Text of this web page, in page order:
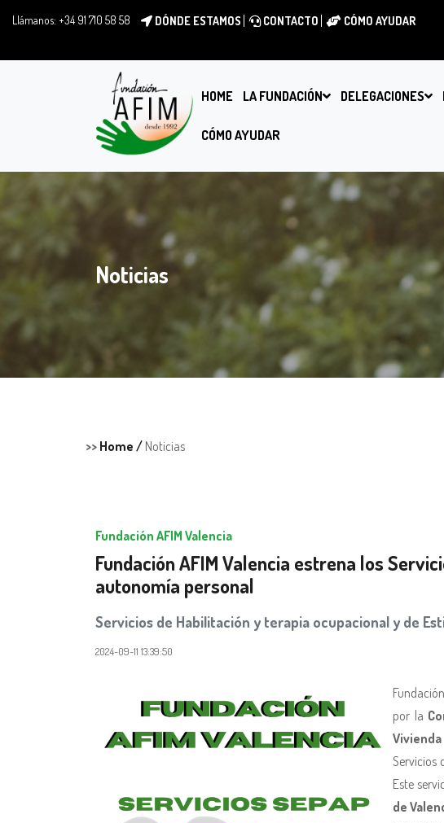
Llámanos: +34 91 710 58 58 DÓNDE ESTAMOS CONTACTO CÓMO AYUDAR
HOME LA FUNDACIÓN DELEGACIONES
CÓMO AYUDAR
Noticias
>> Home / Noticias
Fundación AFIM Valencia
Fundación AFIM Valencia estrena los
autonomía personal
Servicios de Habilitación y terapia ocupacional y de
2024-09-11 13:39:50
por la
Vivienda
Servicios
Este
de